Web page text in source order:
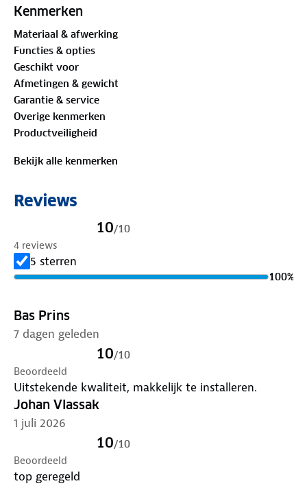
betrouwbare verlichting. Je fietsen staan stevig vast
met de framebevestiging en geïntegreerde sloten.
Met een maximale bandbreedte van 76 mm passen
verschillende fietsmodellen op de drager. Na gebruik
klap je hem eenvoudig in en berg je hem op.
Vervoer je fietsen veilig en makkelijk!
De Thule EasyFold 3 fietsendrager komt als beste uit
onderdelen, zoals montage, gebruiksgemak en
constructie. Lees hier
Kenmerken
Materiaal & afwerking
Functies & opties
Geschikt voor
Afmetingen & gewicht
Garantie & service
Overige kenmerken
Productveiligheid
Bekijk alle kenmerken
Reviews
10/10
4 reviews
5 sterren
100%
Bas Prins
7 dagen geleden
10/10
Beoordeeld
Uitstekende kwaliteit, makkelijk te installeren.
Johan Vlassak
1 juli 2026
10/10
Beoordeeld
top geregeld